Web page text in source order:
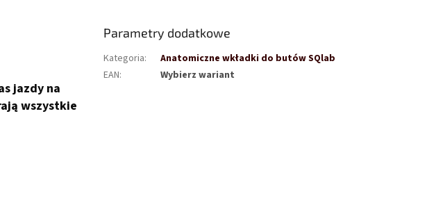
nie dają możliwości
zwiększając tym
samym...
jazdy na
wszystkie
Parametry dodatkowe
Kategoria:
Anatomiczne wkładki do butów SQlab
EAN: Wybierz wariant